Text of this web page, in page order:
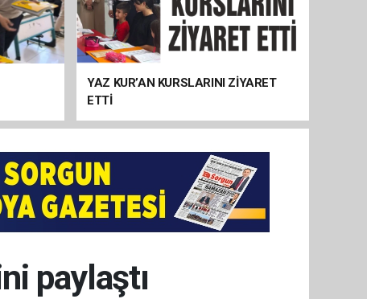
YAZ KUR’AN KURSLARINI ZİYARET
ETTİ
paylaştı